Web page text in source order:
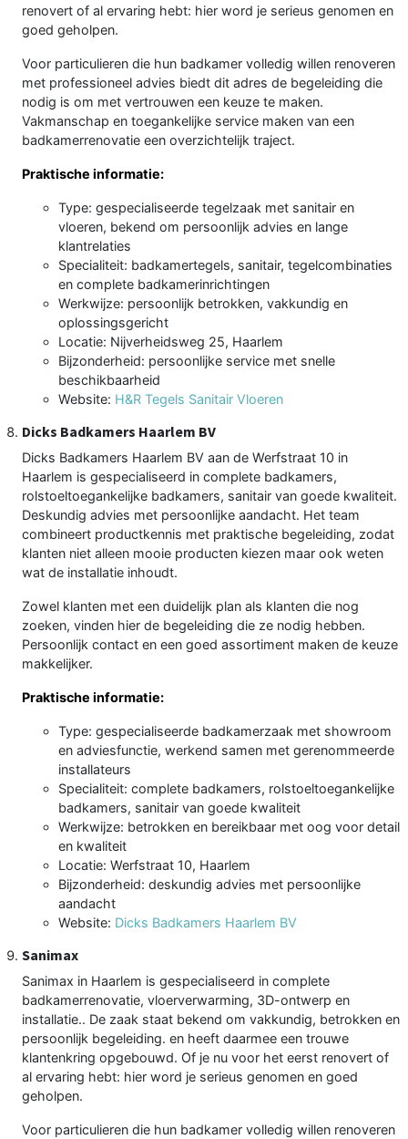
renovert of al ervaring hebt: hier word je serieus genomen en
goed geholpen.
Voor particulieren die hun badkamer volledig willen renoveren
met professioneel advies biedt dit adres de begeleiding die
nodig is om met vertrouwen een keuze te maken.
Vakmanschap en toegankelijke service maken van een
badkamerrenovatie een overzichtelijk traject.
Praktische informatie:
Type: gespecialiseerde tegelzaak met sanitair en
vloeren, bekend om persoonlijk advies en lange
klantrelaties
Specialiteit: badkamertegels, sanitair, tegelcombinaties
en complete badkamerinrichtingen
Werkwijze: persoonlijk betrokken, vakkundig en
oplossingsgericht
Locatie: Nijverheidsweg 25, Haarlem
Bijzonderheid: persoonlijke service met snelle
beschikbaarheid
Website: H&R Tegels Sanitair Vloeren
Dicks Badkamers Haarlem BV
Dicks Badkamers Haarlem BV aan de Werfstraat 10 in
Haarlem is gespecialiseerd in complete badkamers,
rolstoeltoegankelijke badkamers, sanitair van goede kwaliteit.
Deskundig advies met persoonlijke aandacht. Het team
combineert productkennis met praktische begeleiding, zodat
klanten niet alleen mooie producten kiezen maar ook weten
wat de installatie inhoudt.
Zowel klanten met een duidelijk plan als klanten die nog
zoeken, vinden hier de begeleiding die ze nodig hebben.
Persoonlijk contact en een goed assortiment maken de keuze
makkelijker.
Praktische informatie:
Type: gespecialiseerde badkamerzaak met showroom
en adviesfunctie, werkend samen met gerenommeerde
installateurs
Specialiteit: complete badkamers, rolstoeltoegankelijke
badkamers, sanitair van goede kwaliteit
Werkwijze: betrokken en bereikbaar met oog voor detail
en kwaliteit
Locatie: Werfstraat 10, Haarlem
Bijzonderheid: deskundig advies met persoonlijke
aandacht
Website: Dicks Badkamers Haarlem BV
Sanimax
Sanimax in Haarlem is gespecialiseerd in complete
badkamerrenovatie, vloerverwarming, 3D-ontwerp en
installatie.. De zaak staat bekend om vakkundig, betrokken en
persoonlijk begeleiding. en heeft daarmee een trouwe
klantenkring opgebouwd. Of je nu voor het eerst renovert of
al ervaring hebt: hier word je serieus genomen en goed
geholpen.
Voor particulieren die hun badkamer volledig willen renoveren